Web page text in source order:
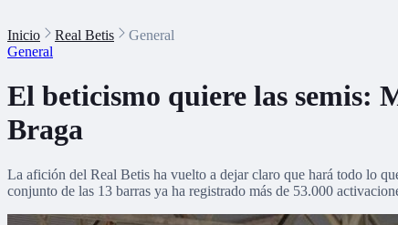
Inicio Real Betis
General
General
El beticismo quiere las semis:
Braga
La afición del Real Betis ha vuelto a dejar claro que hará todo lo
conjunto de las 13 barras ya ha registrado más de 53.000